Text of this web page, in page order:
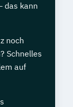
das kann
noch
Schnelles
auf